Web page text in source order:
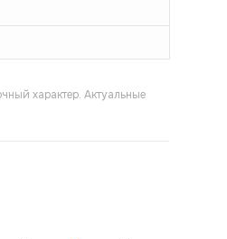
характер. Актуальные